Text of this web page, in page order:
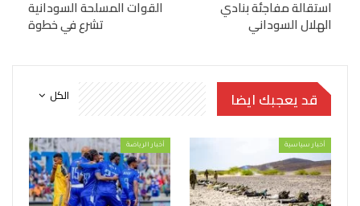
استقالة مفاجئة بنادي
الهلال السوداني
القوات المسلحة السودانية
تشرع في خطوة
الكل قد يعجبك ايضا
أخبار سياسية أخبار الرياضة